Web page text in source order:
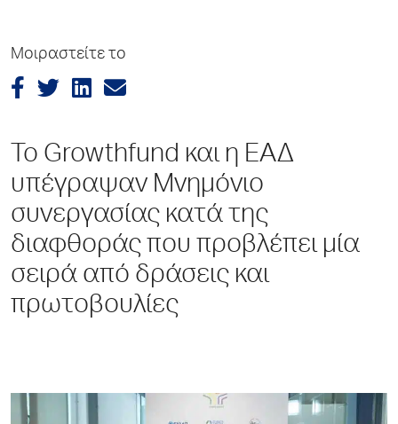
Μοιραστείτε το
Το Growthfund και η ΕΑΔ
υπέγραψαν Μνημόνιο
συνεργασίας κατά της
διαφθοράς που προβλέπει μία
σειρά από δράσεις και
πρωτοβουλίες